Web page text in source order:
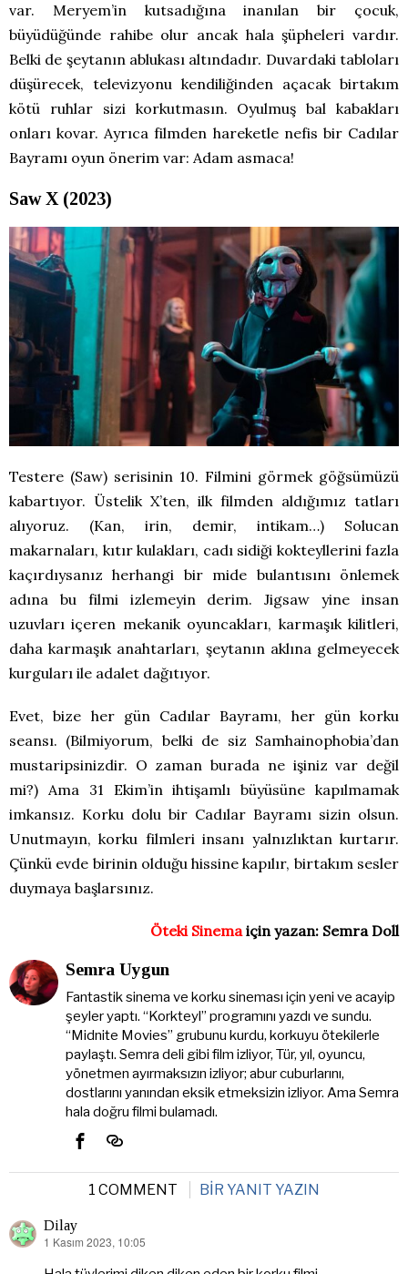
var. Meryem’in kutsadığına inanılan bir çocuk,
büyüdüğünde rahibe olur ancak hala şüpheleri vardır.
Belki de şeytanın ablukası altındadır. Duvardaki tabloları
düşürecek, televizyonu kendiliğinden açacak birtakım
kötü ruhlar sizi korkutmasın. Oyulmuş bal kabakları
onları kovar. Ayrıca filmden hareketle nefis bir Cadılar
Bayramı oyun önerim var: Adam asmaca!
Saw X (2023)
Testere (Saw) serisinin 10. Filmini görmek göğsümüzü
kabartıyor. Üstelik X’ten, ilk filmden aldığımız tatları
alıyoruz. (Kan, irin, demir, intikam…) Solucan
makarnaları, kıtır kulakları, cadı sidiği kokteyllerini fazla
kaçırdıysanız herhangi bir mide bulantısını önlemek
adına bu filmi izlemeyin derim. Jigsaw yine insan
uzuvları içeren mekanik oyuncakları, karmaşık kilitleri,
daha karmaşık anahtarları, şeytanın aklına gelmeyecek
kurguları ile adalet dağıtıyor.
Evet, bize her gün Cadılar Bayramı, her gün korku
seansı. (Bilmiyorum, belki de siz Samhainophobia’dan
mustaripsinizdir. O zaman burada ne işiniz var değil
mi?) Ama 31 Ekim’in ihtişamlı büyüsüne kapılmamak
imkansız. Korku dolu bir Cadılar Bayramı sizin olsun.
Unutmayın, korku filmleri insanı yalnızlıktan kurtarır.
Çünkü evde birinin olduğu hissine kapılır, birtakım sesler
duymaya başlarsınız.
Öteki Sinemaiçin yazan: Semra Doll
Semra Uygun
Fantastik sinema ve korku sineması için yeni ve acayip
şeyler yaptı. “Korkteyl” programını yazdı ve sundu.
“Midnite Movies” grubunu kurdu, korkuyu ötekilerle
paylaştı. Semra deli gibi film izliyor, Tür, yıl, oyuncu,
yönetmen ayırmaksızın izliyor; abur cuburlarını,
dostlarını yanından eksik etmeksizin izliyor. Ama Semra
hala doğru filmi bulamadı.
1 COMMENT BIR YANIT YAZIN
Dilay
dedi
1 Kasım 2023, 10:05